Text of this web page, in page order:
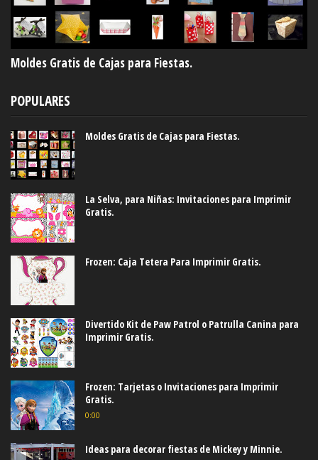
Moldes Gratis de Cajas para Fiestas.
POPULARES
Moldes Gratis de Cajas para Fiestas.
La Selva, para Niñas: Invitaciones para Imprimir
Gratis.
Frozen: Caja Tetera Para Imprimir Gratis.
Divertido Kit de Paw Patrol o Patrulla Canina para
Imprimir Gratis.
Frozen: Tarjetas o Invitaciones para Imprimir
Gratis.
0:00
Ideas para decorar fiestas de Mickey y Minnie.